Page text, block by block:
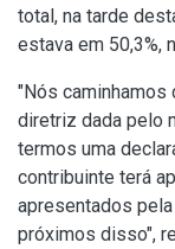
total, na tarde
estava em 50,3%,
"Nós caminhamos
diretriz dada pelo
termos uma
contribuinte terá
apresentados
próximos disso",